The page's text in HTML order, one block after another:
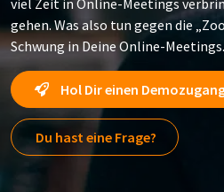
viel Zeit in Online-Meetings
gehen. Was also tun gegen die
Schwung in Deine Online-Meetings.
Hol Dir einen
Du hast eine Frage?